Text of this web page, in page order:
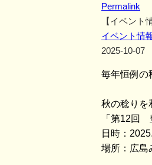
Permalink
【イベント
イベント情
2025-10-07
毎年恒例の
秋の稔りを
「第12回
日時：
場所：広島